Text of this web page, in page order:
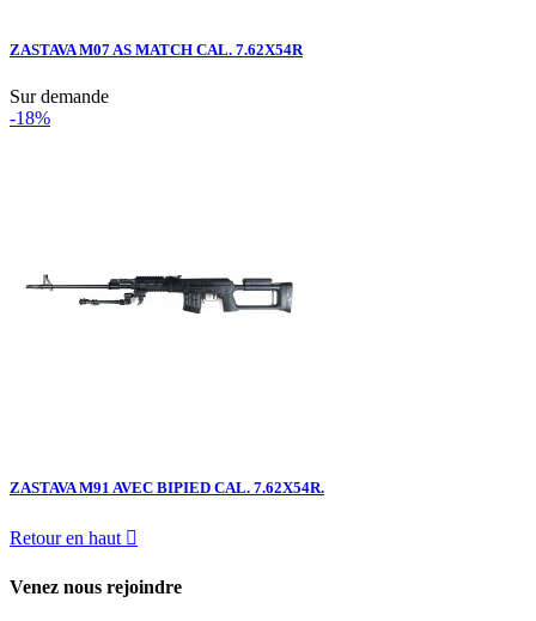
ZASTAVA M07 AS MATCH CAL. 7.62X54R
Sur demande
-18%
ZASTAVA M91 AVEC BIPIED CAL. 7.62X54R.
Retour en haut 
Venez nous rejoindre